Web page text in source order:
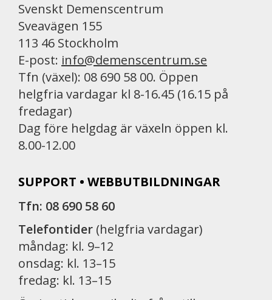
Svenskt Demenscentrum
Sveavägen 155
113 46 Stockholm
E-post: info@demenscentrum.se
Tfn (växel): 08 690 58 00. Öppen
helgfria vardagar kl 8-16.45 (16.15 på
fredagar)
Dag före helgdag är växeln öppen kl.
8.00-12.00
SUPPORT • WEBBUTBILDNINGAR
Tfn: 08 690 58 60
Telefontider (helgfria vardagar)
måndag: kl. 9–12
onsdag: kl. 13–15
fredag: kl. 13–15